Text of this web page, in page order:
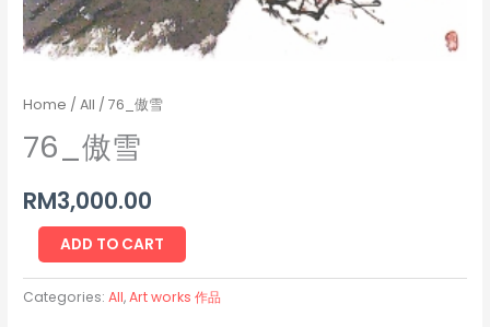
Home /All / 76_傲雪
76_傲雪
RM3,000.00
ADD TO CART
Categories:All,Art works 作品